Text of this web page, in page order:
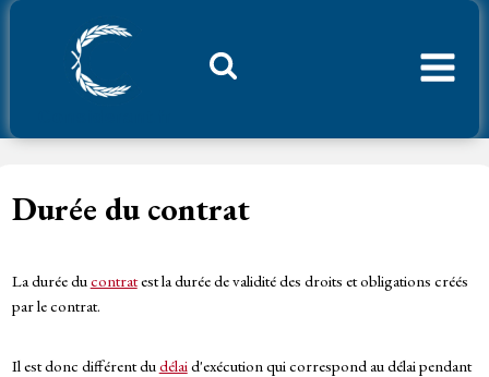
Aller
Durée du contrat
La durée du contratest la durée de validité des droits et obligations créés
par le contrat.
Il est donc différent du délai d'exécution qui correspond au délai pendant